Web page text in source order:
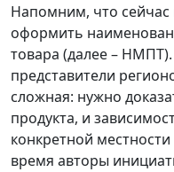
Напомним, что
оформить
товара (далее –
представители
сложная: нужно
продукта, и
конкретной местности
время авторы